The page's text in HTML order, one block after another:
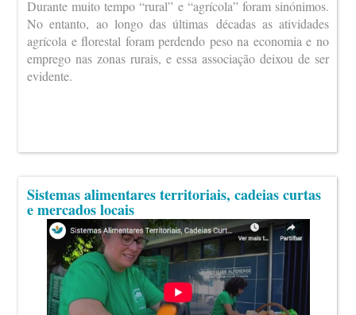
Durante muito tempo “rural” e “agrícola” foram sinónimos.
No entanto, ao longo das últimas décadas as atividades
agrícola e florestal foram perdendo peso na economia e no
emprego nas zonas rurais, e essa associação deixou de ser
evidente.
Sistemas alimentares territoriais, cadeias curtas
e mercados locais